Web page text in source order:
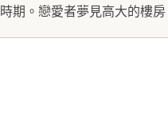
期。戀愛者夢見高大的樓